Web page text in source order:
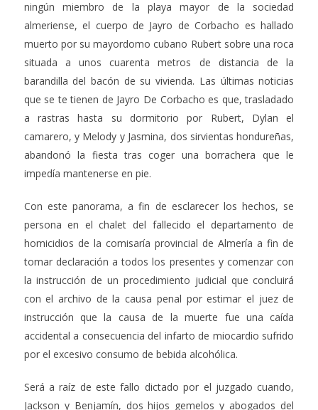
ningún miembro de la playa mayor de la sociedad
almeriense, el cuerpo de Jayro de Corbacho es hallado
muerto por su mayordomo cubano Rubert sobre una roca
situada a unos cuarenta metros de distancia de la
barandilla del bacón de su vivienda. Las últimas noticias
que se te tienen de Jayro De Corbacho es que, trasladado
a rastras hasta su dormitorio por Rubert, Dylan el
camarero, y Melody y Jasmina, dos sirvientas hondureñas,
abandonó la fiesta tras coger una borrachera que le
impedía mantenerse en pie.
Con este panorama, a fin de esclarecer los hechos, se
persona en el chalet del fallecido el departamento de
homicidios de la comisaría provincial de Almería a fin de
tomar declaración a todos los presentes y comenzar con
la instrucción de un procedimiento judicial que concluirá
con el archivo de la causa penal por estimar el juez de
instrucción que la causa de la muerte fue una caída
accidental a consecuencia del infarto de miocardio sufrido
por el excesivo consumo de bebida alcohólica.
Será a raíz de este fallo dictado por el juzgado cuando,
Jackson y Benjamín, dos hijos gemelos y abogados del